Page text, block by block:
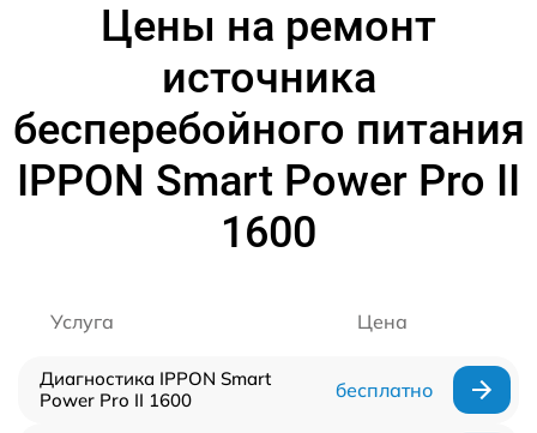
Цены на ремонт
источника
бесперебойного питания
IPPON Smart Power Pro II
1600
Услуга Цена
Диагностика IPPON Smart
Power Pro II 1600
бесплатно